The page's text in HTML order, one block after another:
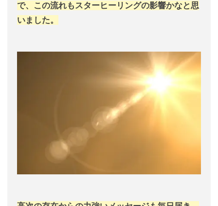
で、この流れもスターヒーリングの影響かなと思
いました。